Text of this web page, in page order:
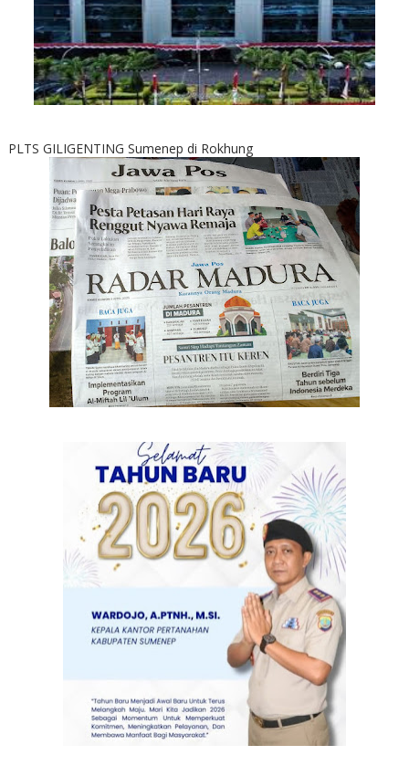
PLTS GILIGENTING Sumenep di Rokhung